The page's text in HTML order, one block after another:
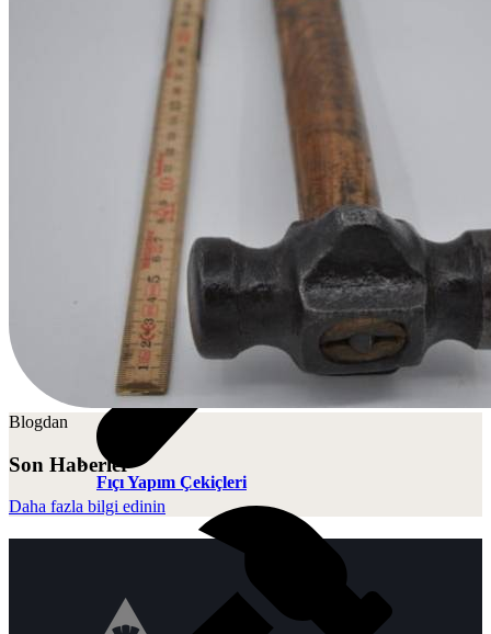
Eye ve Törpü Çekiçleri
Fıçı Yapım Çekiçleri
Blogdan
Son Haberler
Daha fazla bilgi edinin